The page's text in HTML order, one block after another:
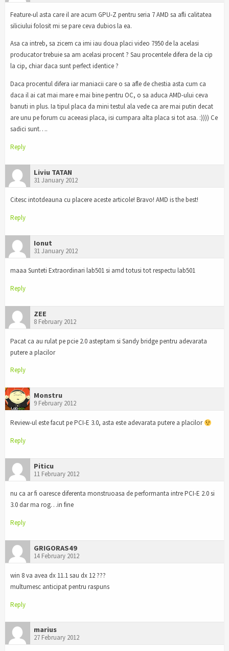
Feature-ul asta care il are acum GPU-Z pentru seria 7 AMD sa afli calitatea
siliciului folosit mi se pare ceva dubios la ea.
Asa ca intreb, sa zicem ca imi iau doua placi video 7950 de la acelasi
producator trebuie sa am acelasi procent ? Sau procentele difera de la cip
la cip, chiar daca sunt perfect identice ?
Daca procentul difera iar maniacii care o sa afle de chestia asta cum ca
daca il ai cat mai mare e mai bine pentru OC, o sa aduca AMD-ului ceva
banuti in plus. Ia tipul placa da mini testul ala vede ca are mai putin decat
are unu pe forum cu aceeasi placa, isi cumpara alta placa si tot asa. :)))) Ce
sadici sunt….
Reply
Liviu TATAN
31 January 2012
Citesc intotdeauna cu placere aceste articole! Bravo! AMD is the best!
Reply
Ionut
31 January 2012
maaa Sunteti Extraordinari lab501 si amd totusi tot respectu lab501
Reply
ZEE
8 February 2012
Pacat ca au rulat pe pcie 2.0 asteptam si Sandy bridge pentru adevarata
putere a placilor
Reply
Monstru
9 February 2012
Review-ul este facut pe PCI-E 3.0, asta este adevarata putere a placilor
Reply
Piticu
11 February 2012
nu ca ar fi oaresce diferenta monstruoasa de performanta intre PCI-E 2.0 si
3.0 dar ma rog…in fine
Reply
GRIGORAS49
14 February 2012
win 8 va avea dx 11.1 sau dx 12 ???
multumesc anticipat pentru raspuns
Reply
marius
27 February 2012